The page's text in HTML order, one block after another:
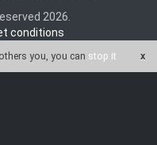
2026.
conditions
you, you can stop it x